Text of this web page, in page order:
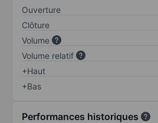
Ouverture
Clôture
Volume
Volume relatif
+Haut
+Bas
Performances historiques